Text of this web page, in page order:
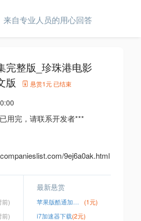
来自专业人员的用心回答
完整版_珍珠港电影
版
悬赏1元 已结束
用完，请联系开发者***
9ej6a0ak.html
前)
前)
最新悬赏
苹果版酷通加速器链接下载
(1元)
i7加速器下载(2元)